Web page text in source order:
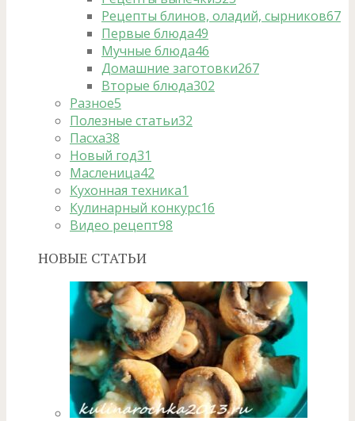
Рецепты блинов, оладий, сырников67
Первые блюда49
Мучные блюда46
Домашние заготовки267
Вторые блюда302
Разное5
Полезные статьи32
Пасха38
Новый год31
Масленица42
Кухонная техника1
Кулинарный конкурс16
Видео рецепт98
НОВЫЕ СТАТЬИ